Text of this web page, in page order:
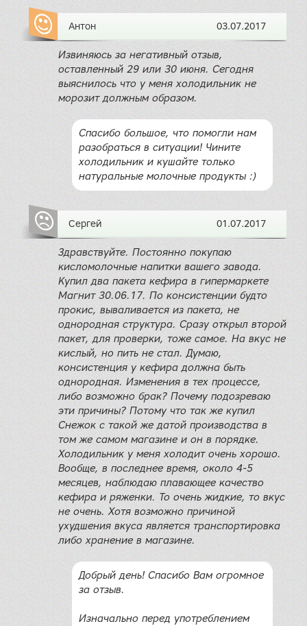
Антон 03.07.2017
Извиняюсь за негативный отзыв,
оставленный 29 или 30 июня. Сегодня
выяснилось что у меня холодильник не
морозит должным образом.
Спасибо большое, что помогли нам
разобраться в ситуации! Чините
холодильник и кушайте только
натуральные молочные продукты :)
Сергей 01.07.2017
Здравствуйте. Постоянно покупаю
кисломолочные напитки вашего завода.
Купил два пакета кефира в гипермаркете
Магнит 30.06.17. По консистенции будто
прокис, вываливается из пакета, не
однородная структура. Сразу открыл второй
пакет, для проверки, тоже самое. На вкус не
кислый, но пить не стал. Думаю,
консистенция у кефира должна быть
однородная. Изменения в тех процессе,
либо возможно брак? Почему подозреваю
эти причины? Потому что так же купил
Снежок с такой же датой производства в
том же самом магазине и он в порядке.
Холодильник у меня холодит очень хорошо.
Вообще, в последнее время, около 4-5
месяцев, наблюдаю плавающее качество
кефира и ряженки. То очень жидкие, то вкус
не очень. Хотя возможно причиной
ухудшения вкуса является транспортировка
либо хранение в магазине.
Добрый день! Спасибо Вам огромное
за отзыв.
Изначально перед употреблением